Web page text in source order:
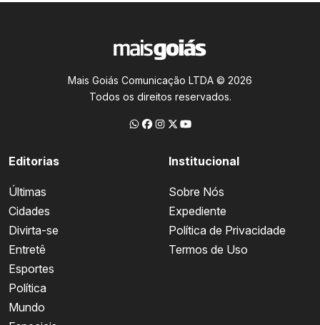
Mais Goiás Comunicação LTDA © 2026
Todos os direitos reservados.
Editorias
Últimas
Cidades
Divirta-se
Entretê
Esportes
Política
Mundo
Institucional
Sobre Nós
Expediente
Política de Privacidade
Termos de Uso